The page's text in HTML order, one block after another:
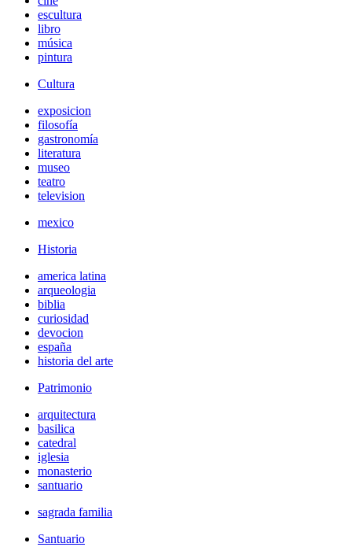
escultura
libro
música
pintura
Cultura
exposicion
filosofía
gastronomía
literatura
museo
teatro
television
mexico
Historia
america latina
arqueologia
biblia
curiosidad
devocion
españa
historia del arte
Patrimonio
arquitectura
basilica
catedral
iglesia
monasterio
santuario
sagrada familia
Santuario